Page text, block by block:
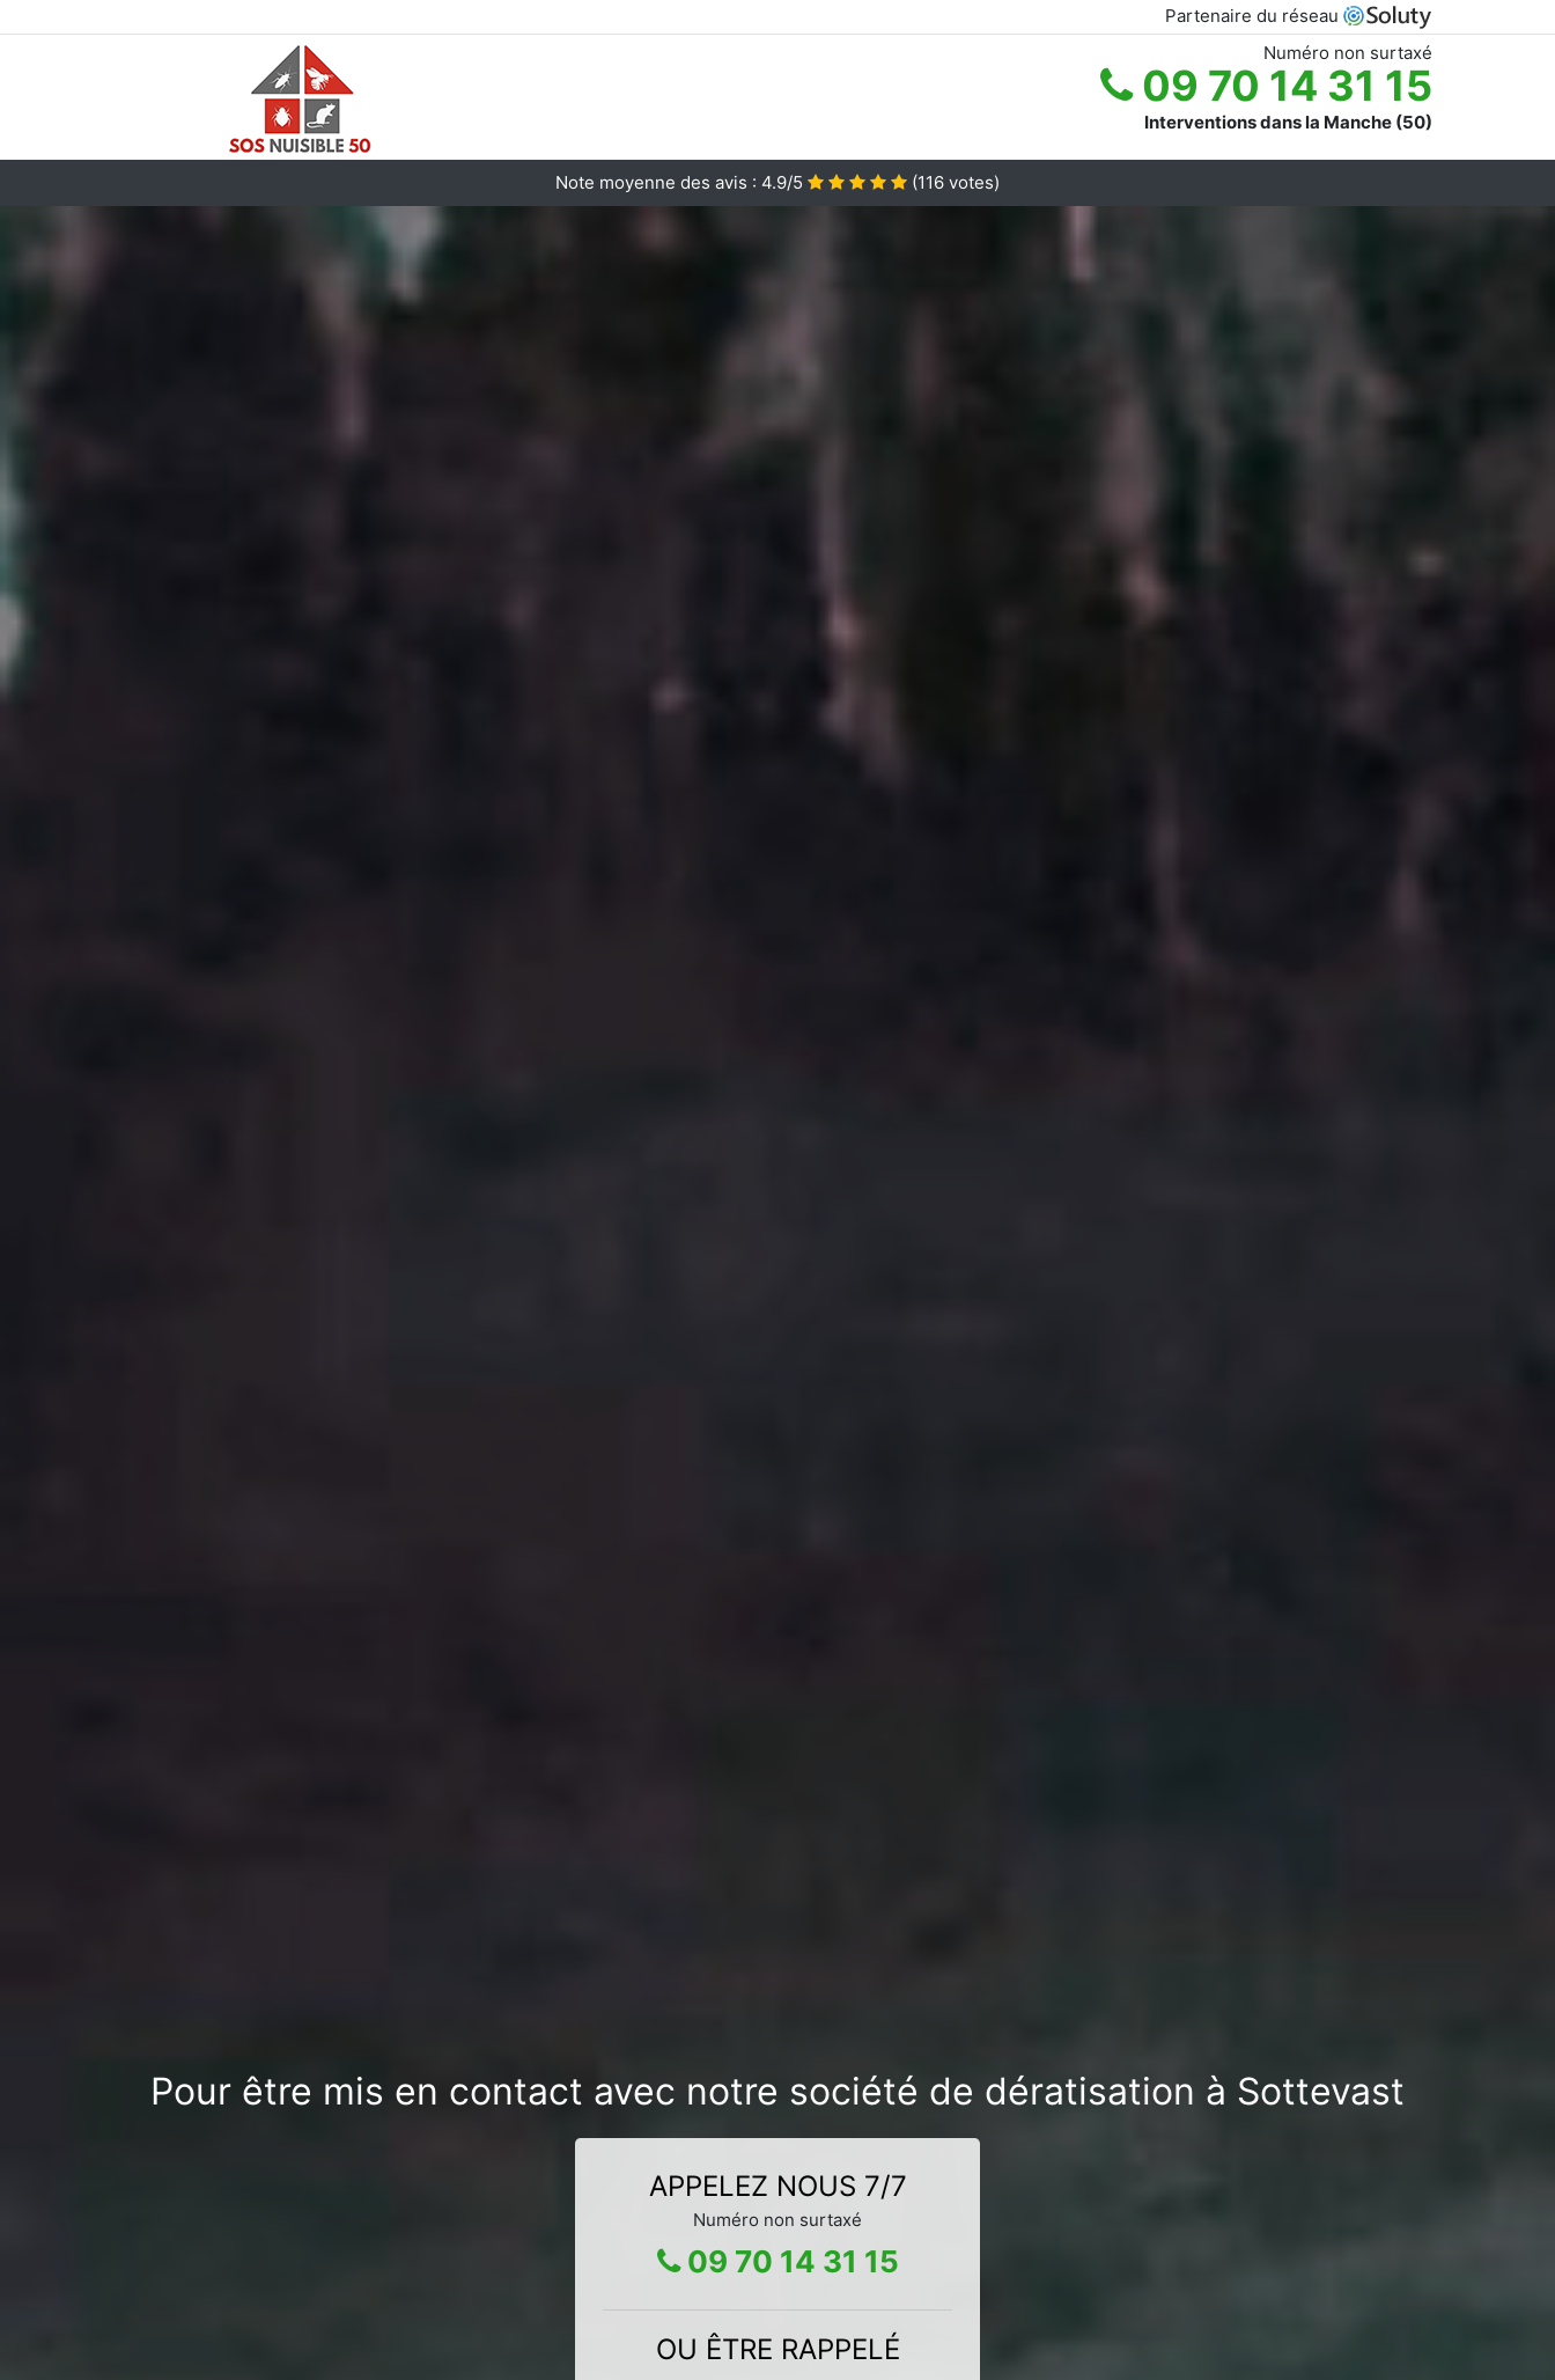
Partenaire du réseau
Numéro non surtaxé
09 70 14 31 15
Interventions dans la Manche (50)
Note moyenne des avis : 4.9/5 (116 votes)
Pour être mis en contact avec notre société de dératisation à Sottevast
APPELEZ NOUS 7/7
Numéro non surtaxé
09 70 14 31 15
OU ÊTRE RAPPELÉ